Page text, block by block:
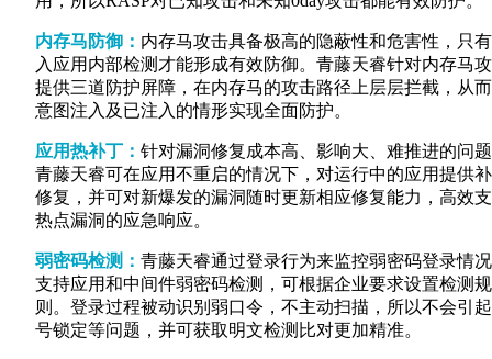
内存马防御： 内存⻢攻击具备极高的隐蔽性和危害性，只
⼊应⽤内部检测才能形成有效防御。⻘藤天睿针对内存⻢
提供三道防护屏障，在内存⻢的攻击路径上层层拦截，从
意图注入及已注入的情形实现全面防护。
应用热补丁： 针对漏洞修复成本⾼、影响⼤、难推进的问
⻘藤天睿可在应⽤不重启的情况下，对运⾏中的应⽤提供
修复，并可对新爆发的漏洞随时更新相应修复能⼒，⾼效
热点漏洞的应急响应。
弱密码检测： 青藤天睿通过登录行为来监控弱密码登录情
支持应用和中间件弱密码检测，可根据企业要求设置检测规
则。登录过程被动识别弱⼝令，不主动扫描，所以不会引
号锁定等问题，并可获取明⽂检测比对更加精准。